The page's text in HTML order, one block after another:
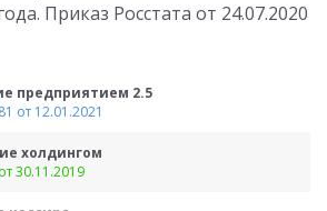
Приказ Росстата от 24.07.2020
предприятием 2.5
от 12.01.2021
холдингом
30.11.2019